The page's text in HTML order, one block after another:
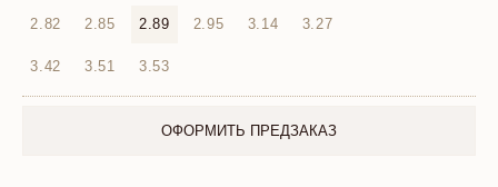
2.82 2.85 2.89 2.95 3.14 3.27
3.42 3.51 3.53
ОФОРМИТЬ ПРЕДЗАКАЗ